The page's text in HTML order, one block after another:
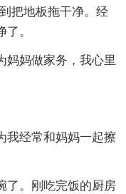
把地板拖干净。经
。
妈妈做家务，我心里
我经常和妈妈一起擦
了。刚吃完饭的厨房